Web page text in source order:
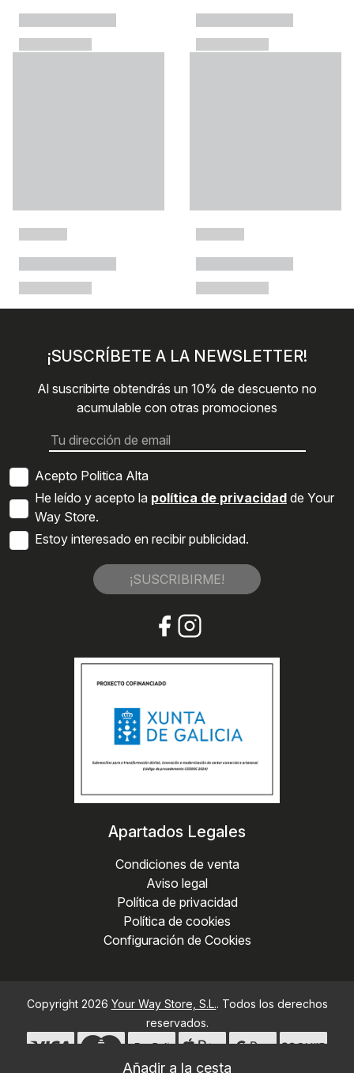
¡SUSCRÍBETE A LA NEWSLETTER!
Al suscribirte obtendrás un 10% de descuento no
acumulable con otras promociones
Acepto Politica Alta
He leído y acepto la política de privacidad de Your
Way Store.
Estoy interesado en recibir publicidad.
¡SUSCRIBIRME!
Apartados Legales
Condiciones de venta
Aviso legal
Política de privacidad
Política de cookies
Configuración de Cookies
Copyright 2026 Your Way Store, S.L.. Todos los derechos
reservados.